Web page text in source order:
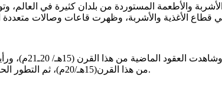
والأطعمة المستوردة من بلدان كثيرة في
لقد عشت
من هذا القرن(15هـ/20م)، ثم التطور الحضاري السريع والكبير الذي حدث للأرض والناس خلال العشرين سنة الأخيرة ( 1425-1446 هـ/ 2004-2024م).